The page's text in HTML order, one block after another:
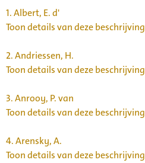
1.Albert, E. d'
Toon details van deze beschrijving
2.Andriessen, H.
Toon details van deze beschrijving
3.Anrooy, P. van
Toon details van deze beschrijving
4.Arensky, A.
Toon details van deze beschrijving